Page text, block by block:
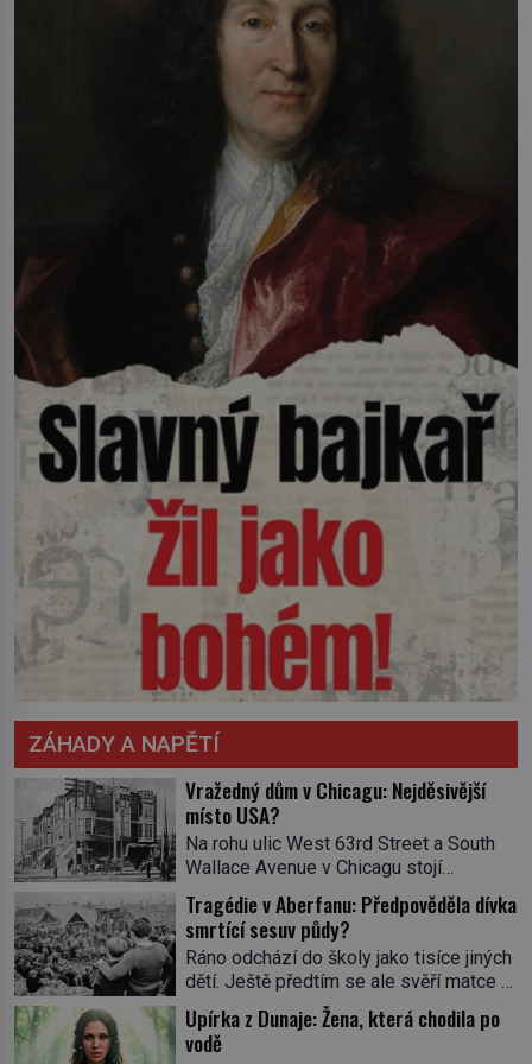
ZÁHADY A NAPĚTÍ
Vražedný dům v Chicagu: Nejděsivější
místo USA?
Na rohu ulic West 63rd Street a South
Wallace Avenue v Chicagu stojí
nenápadná pošta. Nemá žádný speciální
nápis ani pamětní desku. A přesto prý
místní zaměstnanci neradi chodí do
sklepa. Právě tady totiž sídlil sériový
vrah H. H. Holmes a také
nejpropracovanější past na lidi
v dějinách americké kriminalistiky.
Herman Webster Mudgett (1861–1896)
Tragédie v Aberfanu: Předpověděla dívka
smrtící sesuv půdy?
Ráno odchází do školy jako tisíce jiných
dětí. Ještě předtím se ale svěří matce s
podivným snem. Ve škole, kterou dobře
zná, tentokrát nevidí budovu ani
spolužáky. Místo nich se před ní tyčí
Upírka z Dunaje: Žena, která chodila po
vodě